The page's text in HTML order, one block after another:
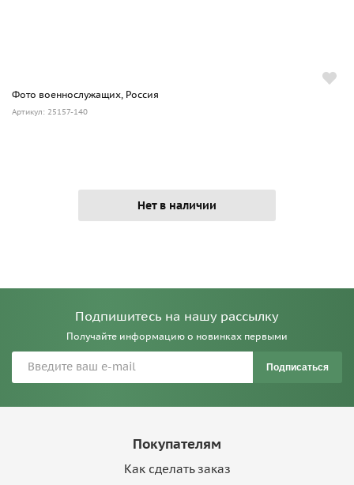
Фото военнослужащих, Россия
Артикул: 25157-140
Нет в наличии
Подпишитесь на нашу рассылку
Получайте информацию о новинках первыми
Подписаться
Покупателям
Как сделать заказ